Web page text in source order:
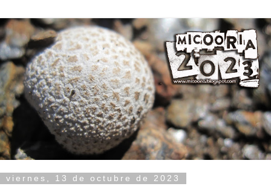
viernes, 13 de octubre de 2023